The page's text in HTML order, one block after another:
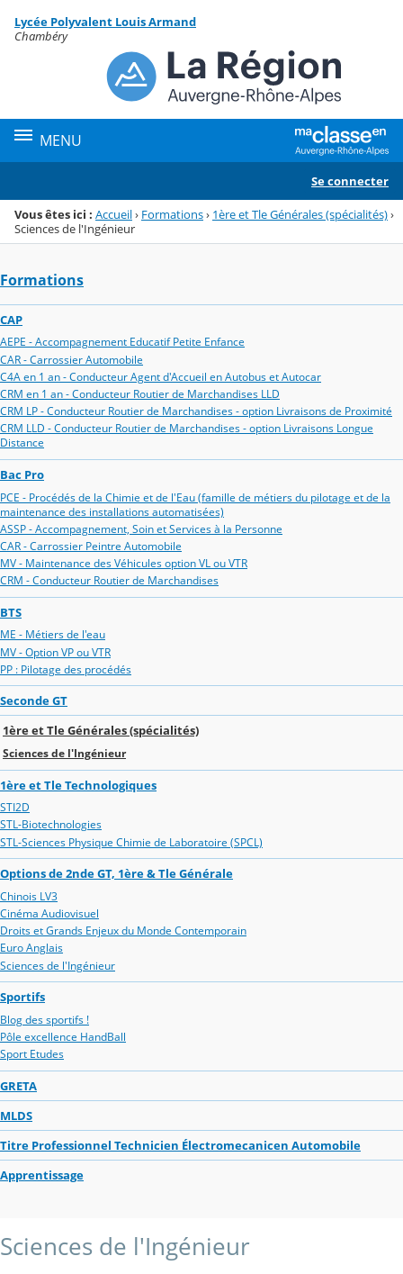
Menu de la rubrique
Contenu
Lycée Polyvalent Louis Armand
Chambéry
MENU
Se connecter
Vous êtes ici : Accueil› Formations› 1ère et Tle Générales (spécialités)›
Sciences de l'Ingénieur
Formations
CAP
AEPE - Accompagnement Educatif Petite Enfance
CAR - Carrossier Automobile
C4A en 1 an - Conducteur Agent d'Accueil en Autobus et Autocar
CRM en 1 an - Conducteur Routier de Marchandises LLD
CRM LP - Conducteur Routier de Marchandises - option Livraisons de Proximité
CRM LLD - Conducteur Routier de Marchandises - option Livraisons Longue
Distance
Bac Pro
PCE - Procédés de la Chimie et de l'Eau (famille de métiers du pilotage et de la
maintenance des installations automatisées)
ASSP - Accompagnement, Soin et Services à la Personne
CAR - Carrossier Peintre Automobile
MV - Maintenance des Véhicules option VL ou VTR
CRM - Conducteur Routier de Marchandises
BTS
ME - Métiers de l'eau
MV - Option VP ou VTR
PP : Pilotage des procédés
Seconde GT
1ère et Tle Générales (spécialités)
Sciences de l'Ingénieur
1ère et Tle Technologiques
STI2D
STL-Biotechnologies
STL-Sciences Physique Chimie de Laboratoire (SPCL)
Options de 2nde GT, 1ère & Tle Générale
Chinois LV3
Cinéma Audiovisuel
Droits et Grands Enjeux du Monde Contemporain
Euro Anglais
Sciences de l'Ingénieur
Sportifs
Blog des sportifs !
Pôle excellence HandBall
Sport Etudes
GRETA
MLDS
Titre Professionnel Technicien Électromecanicen Automobile
Apprentissage
Sciences de l'Ingénieur